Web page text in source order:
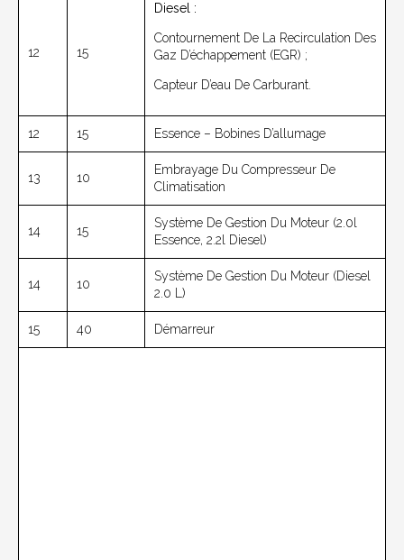
12 15
Diesel :
Contournement De La Recirculation Des
Gaz D’échappement (EGR) ;
Capteur D’eau De Carburant.
12 15 Essence – Bobines D’allumage
13 10
Embrayage Du Compresseur De
Climatisation
14 15
Système De Gestion Du Moteur (2.0l
Essence, 2.2l Diesel)
14 10
Système De Gestion Du Moteur (Diesel
2.0 L)
15 40 Démarreur